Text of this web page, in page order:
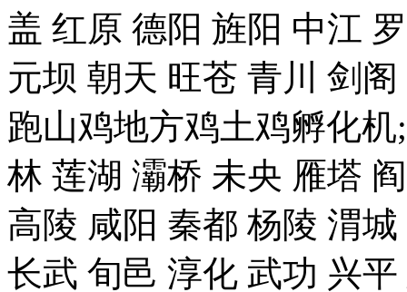
盖 红原 德阳 旌阳 中江
元坝 朝天 旺苍 青川 剑
跑山鸡地方鸡土鸡孵化机
林 莲湖 灞桥 未央 雁塔
高陵 咸阳 秦都 杨陵 渭
长武 旬邑 淳化 武功 兴